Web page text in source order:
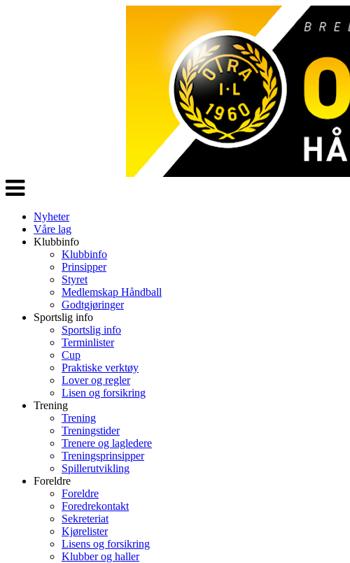
Veksle
navigasjon
Nyheter
Våre lag
Klubbinfo
Klubbinfo
Prinsipper
Styret
Medlemskap Håndball
Godtgjøringer
Sportslig info
Sportslig info
Terminlister
Cup
Praktiske verktøy
Lover og regler
Lisen og forsikring
Trening
Trening
Treningstider
Trenere og lagledere
Treningsprinsipper
Spillerutvikling
Foreldre
Foreldre
Foredrekontakt
Sekreteriat
Kjørelister
Lisens og forsikring
Klubber og haller